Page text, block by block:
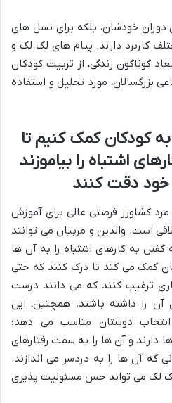
دوران خودشان، بلکه برای نسل های
کاربرد دارند. پیام های لک لک و
گوناگون زندگی، از تربیت کودکان
بزرگسالان، مورد تحلیل و استفاده
کودکان کمک کنیم تا
اشتباه را بیاموزند
خود دقت کنند
کشاورز فرصتی عالی برای آموزش
است. والدین و مربیان می توانند
گفتن به کارهای اشتباه را به آن ها
کمک می کند تا درک کنند که حتی
ترغیب کنند که می دانند درست
را داشته باشند. همچنین، این
دوستان مناسب می دهد؛
دارند و آن ها را به سمت رفتارهای
که آن ها را به دردسر می اندازند.
لک می تواند حس مسئولیت پذیری